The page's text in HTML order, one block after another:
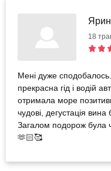
18
Мені дуже
прекрасна гід і водій
отримала море
чудові, дегустація
Загалом подорож
🫶🏻🥰